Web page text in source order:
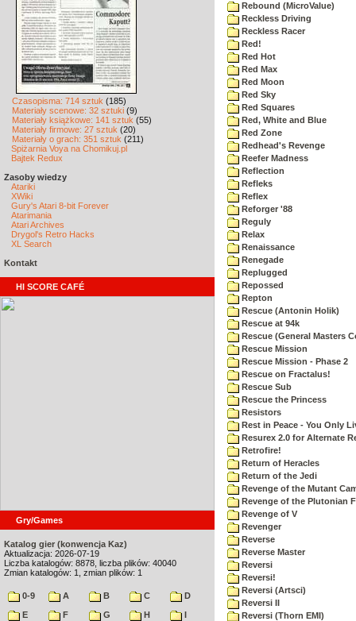
Czasopisma: 714 sztuk (185)
Materiały scenowe: 32 sztuki (9)
Materiały książkowe: 141 sztuk (55)
Materiały firmowe: 27 sztuk (20)
Materiały o grach: 351 sztuk (211)
Spiżarnia Voya na Chomikuj.pl
Bajtek Redux
Zasoby wiedzy
Atariki
XWiki
Gury's Atari 8-bit Forever
Atarimania
Atari Archives
Drygol's Retro Hacks
XL Search
Kontakt
HI SCORE CAFÉ
Gry/Games
Katalog gier (konwencja Kaz)
Aktualizacja: 2026-07-19
Liczba katalogów: 8878, liczba plików: 40040
Zmian katalogów: 1, zmian plików: 1
0-9 A B C
D
E
F G H
I
Rebound (MicroValue)
Reckless Driving
Reckless Racer
Red!
Red Hot
Red Max
Red Moon
Red Sky
Red Squares
Red, White and Blue
Red Zone
Redhead's Revenge
Reefer Madness
Reflection
Refleks
Reflex
Reforger '88
Reguly
Relax
Renaissance
Renegade
Replugged
Repossed
Repton
Rescue (Antonin Holik)
Rescue at 94k
Rescue (General Masters
Rescue Mission
Rescue Mission - Phase 2
Rescue on Fractalus!
Rescue Sub
Rescue the Princess
Resistors
Rest in Peace - You Only
Resurex 2.0 for Alternate
Retrofire!
Return of Heracles
Return of the Jedi
Revenge of the Mutant
Revenge of the Plutonian
Revenge of V
Revenger
Reverse
Reverse Master
Reversi
Reversi!
Reversi (Artsci)
Reversi II
Reversi (Thorn EMI)